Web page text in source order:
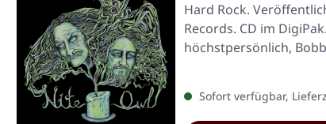
Hard Rock.
Records. CD im
höchstpersönlich,
Sofort verfügbar,